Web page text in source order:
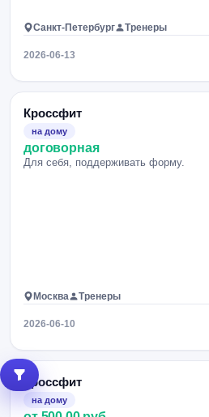
Санкт-Петербург Тренеры
2026-06-13
Кроссфит
на дому
договорная
Для себя, поддерживать форму.
Москва Тренеры
2026-06-10
Кроссфит
на дому